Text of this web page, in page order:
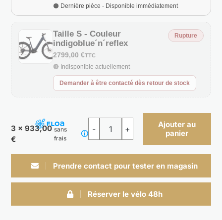
🟠 Dernière pièce - Disponible immédiatement
Taille S - Couleur
indigoblue´n´reflex
Rupture
2799,00 €TTC
🔴 Indisponible actuellement
Demander à être contacté dès retour de stock
3 x 933,00
€
sans
frais
quantité
HYBRID
600
Ajouter au
panier
Prendre contact pour tester en magasin
Réserver le vélo 48h